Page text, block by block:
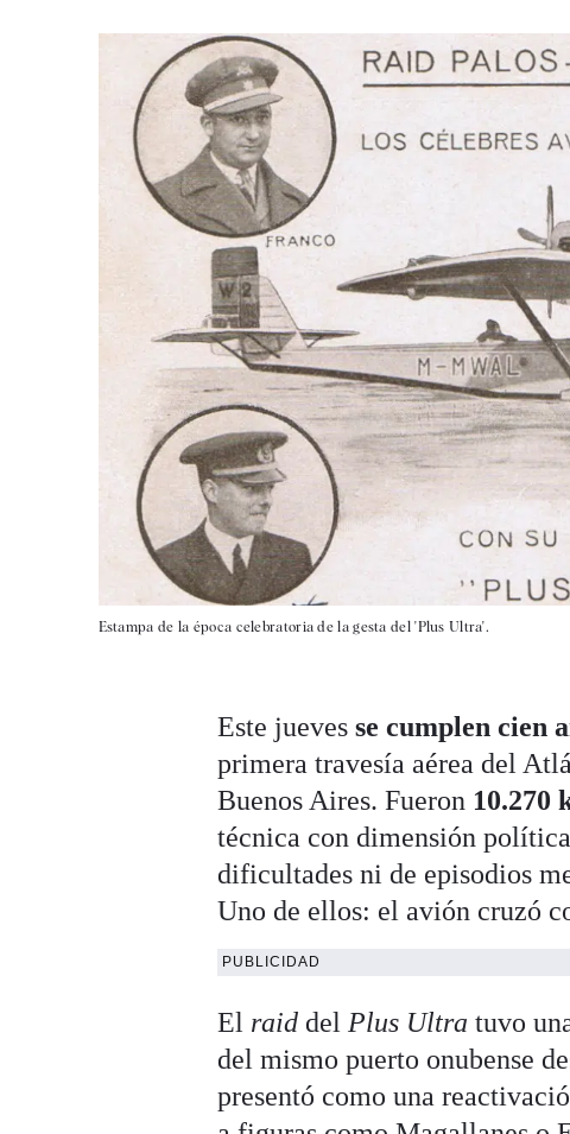
Estampa de la época celebratoria de la gesta del 'Plus Ultra'.
Este juevesse cumplen cien
primera travesía aérea del
Buenos Aires. Fueron 10.270
técnica con dimensión
dificultades ni de episodios
Uno de ellos: el avión cruzó
PUBLICIDAD
El raid del Plus Ultra tuvo
del mismo puerto onubense
presentó como una